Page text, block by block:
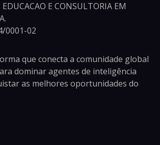
E CONSULTORIA EM
0001-02
que conecta a comunidade global
dominar agentes de inteligência
as melhores oportunidades do